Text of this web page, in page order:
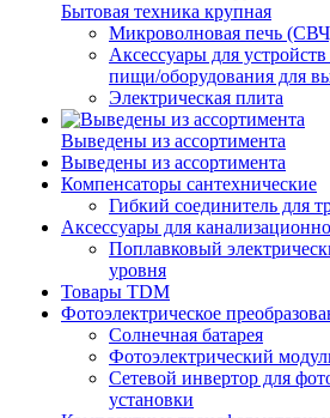
Бытовая техника крупная
Микроволновая печь
Аксессуары для
пищи/оборудования для
Электрическая плита
Выведены из ассортимента
Выведены из ассортимента
Компенсаторы сантехнические
Гибкий соединитель для
Аксессуары для
Поплавковый
уровня
Товары TDM
Фотоэлектрическое
Солнечная батарея
Фотоэлектрический
Сетевой инвертор для
установки